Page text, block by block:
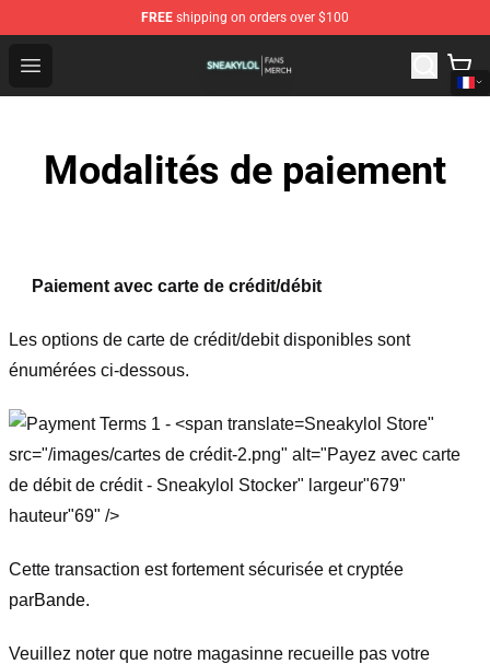
FREE shipping on orders over $100
Open menu
Sneakylol Shop - Official Sneakylol Merchandise Store
Modalités de paiement
Paiement avec carte de crédit/débit
Les options de carte de crédit/debit disponibles sont
énumérées ci-dessous.
Sneakylol Store"
src="/images/cartes de crédit-2.png" alt="Payez avec carte
de débit de crédit - Sneakylol Stocker" largeur"679"
hauteur"69" />
Cette transaction est fortement sécurisée et cryptée
parBande.
Veuillez noter que notre magasinne recueille pas votre